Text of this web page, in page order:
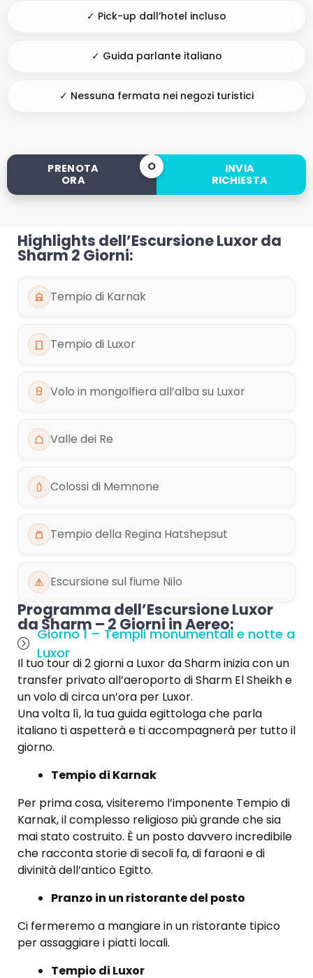
✓ Pick-up dall’hotel incluso
✓ Guida parlante italiano
✓ Nessuna fermata nei negozi turistici
PRENOTA
ORA
O
INVIA
RICHIESTA
Highlights dell’Escursione Luxor da
Sharm 2 Giorni:
Tempio di Karnak
Tempio di Luxor
Volo in mongolfiera all’alba su Luxor
Valle dei Re
Colossi di Memnone
Tempio della Regina Hatshepsut
Escursione sul fiume Nilo
Programma dell’Escursione Luxor
da Sharm – 2 Giorni in Aereo:
Giorno 1 – Templi monumentali e notte a
Luxor
Il tuo tour di 2 giorni a Luxor da Sharm inizia con un
transfer privato all’aeroporto di Sharm El Sheikh e
un volo di circa un’ora per Luxor.
Una volta lì, la tua guida egittologa che parla
italiano ti aspetterà e ti accompagnerà per tutto il
giorno.
Tempio di Karnak
Per prima cosa, visiteremo l’imponente Tempio di
Karnak, il complesso religioso più grande che sia
mai stato costruito. È un posto davvero incredibile
che racconta storie di secoli fa, di faraoni e di
divinità dell’antico Egitto.
Pranzo in un ristorante del posto
Ci fermeremo a mangiare in un ristorante tipico
per assaggiare i piatti locali.
Tempio di Luxor